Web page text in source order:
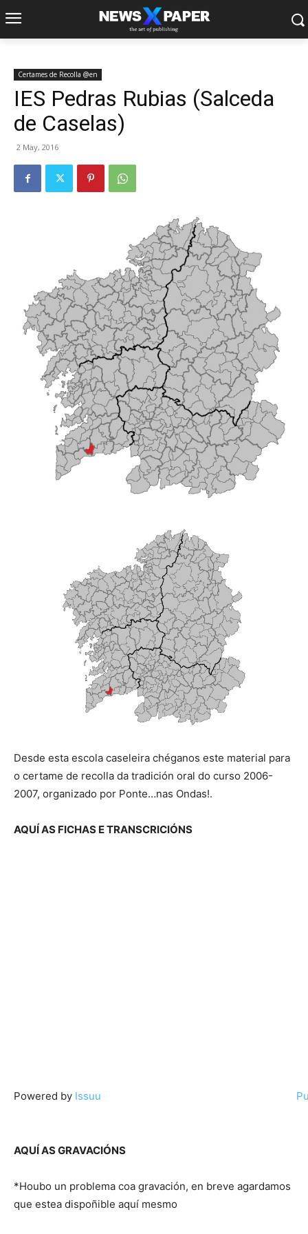
Certames de Recolla @en
IES Pedras Rubias (Salceda
de Caselas)
2 May, 2016
Desde esta escola caseleira chéganos este material para
o certame de recolla da tradición oral do curso 2006-
2007, organizado por Ponte…nas Ondas!.
AQUÍ AS FICHAS E TRANSCRICIÓNS
Powered by Issuu
AQUÍ AS GRAVACIÓNS
*Houbo un problema coa gravación, en breve agardamos
que estea dispoñible aquí mesmo